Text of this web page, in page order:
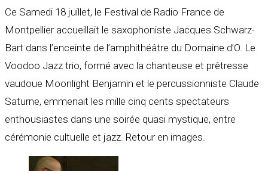
Ce Samedi 18 juillet, le Festival de Radio France de
Montpellier accueillait le saxophoniste Jacques Schwarz-
Bart dans l’enceinte de l’amphithéâtre du Domaine d’O. Le
Voodoo Jazz trio, formé avec la chanteuse et prêtresse
vaudoue Moonlight Benjamin et le percussionniste Claude
Saturne, emmenait les mille cinq cents spectateurs
enthousiastes dans une soirée quasi mystique, entre
cérémonie cultuelle et jazz. Retour en images.